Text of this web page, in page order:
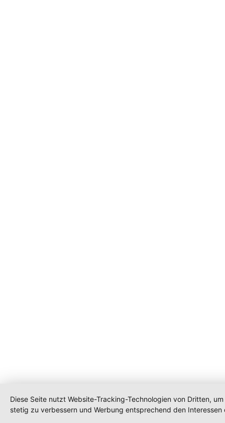
Diese Seite nutzt Website-Tracking-Technologien von Dritten,
stetig zu verbessern und Werbung entsprechend den